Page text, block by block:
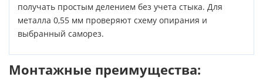
получать простым делением без учета стыка. Для
металла 0,55 мм проверяют схему опирания и
выбранный саморез.
Монтажные преимущества: